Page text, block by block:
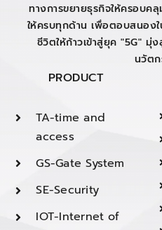
ทางการขยายธุรกิจให้ครอบค
ให้ครบทุกด้าน เพื่อตอบสนอง
ชีวิตให้ก้าวเข้าสู่ยุค "5G" มุ่
นวัตก
PRODUCT
TA-time and
access
GS-Gate System
SE-Security
IOT-Internet of